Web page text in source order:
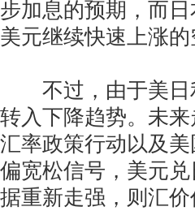
步加息的预期，而
美元继续快速上涨的
不过，由于美日
转入下降趋势。未
汇率政策行动以及
偏宽松信号，美元
据重新走强，则汇